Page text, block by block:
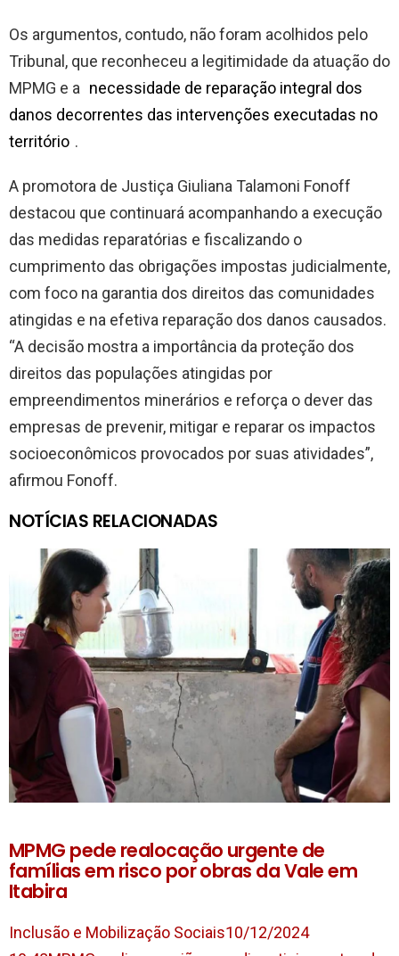
Os argumentos, contudo, não foram acolhidos pelo
Tribunal, que reconheceu a legitimidade da atuação do
MPMG e a necessidade de reparação integral dos
danos decorrentes das intervenções executadas no
território .
A promotora de Justiça Giuliana Talamoni Fonoff
destacou que continuará acompanhando a execução
das medidas reparatórias e fiscalizando o
cumprimento das obrigações impostas judicialmente,
com foco na garantia dos direitos das comunidades
atingidas e na efetiva reparação dos danos causados.
“A decisão mostra a importância da proteção dos
direitos das populações atingidas por
empreendimentos minerários e reforça o dever das
empresas de prevenir, mitigar e reparar os impactos
socioeconômicos provocados por suas atividades”,
afirmou Fonoff.
NOTÍCIAS RELACIONADAS
MPMG pede realocação urgente de
famílias em risco por obras da Vale em
Itabira
Inclusão e Mobilização Sociais10/12/2024